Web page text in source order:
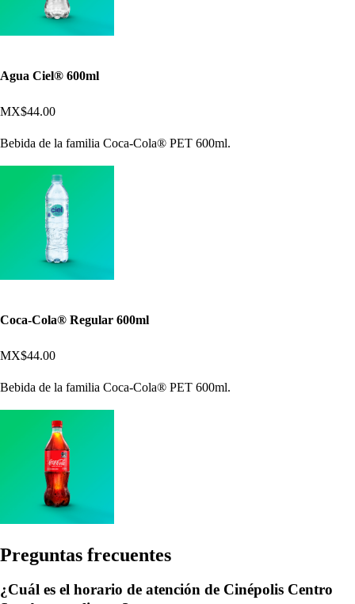
Agua Ciel® 600ml
MX$44.00
Bebida de la familia Coca-Cola® PET 600ml.
Coca-Cola® Regular 600ml
MX$44.00
Bebida de la familia Coca-Cola® PET 600ml.
Preguntas frecuentes
¿Cuál es el horario de atención de Cinépolis Centro